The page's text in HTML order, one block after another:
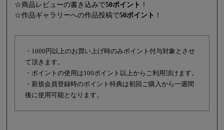
☆商品レビューの書き込みで50ポイント ！
☆作品ギャラリーへの作品投稿で50ポイント ！
・1000円以上のお買い上げ時のみポイント付与対象とさせ
て頂きます。
・ポイントの使用は100ポイント以上からご利用頂けます。
・新規会員登録時のポイント特典は初回ご購入から一週間
後に使用可能となります。